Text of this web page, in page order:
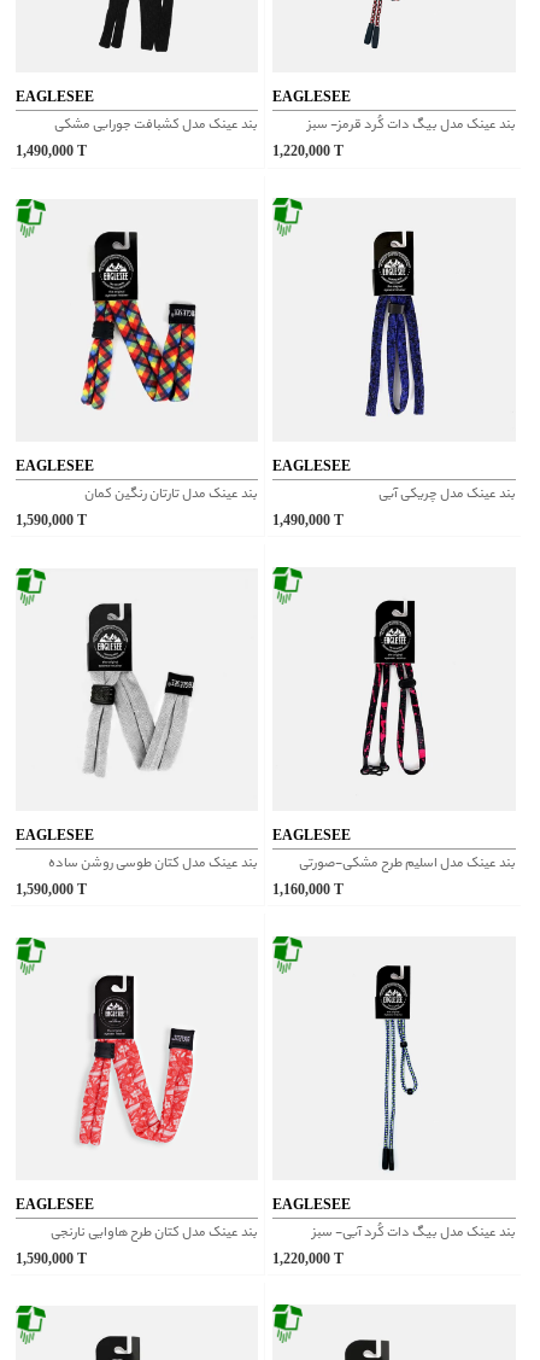
EAGLESEE
بند عینک مدل کشبافت جورابی مشکی
1,490,000
EAGLESEE
بند عینک مدل بیگ دات کُرد قرمز- سبز
1,220,000
EAGLESEE
بند عینک مدل تارتان رنگین کمان
1,590,000
EAGLESEE
بند عینک مدل چریکی آبی
1,490,000
EAGLESEE
بند عینک مدل کتان طوسی روشن ساده
1,590,000
EAGLESEE
بند عینک مدل اسلیم طرح مشکی-صورتی
1,160,000
EAGLESEE
بند عینک مدل کتان طرح هاوایی نارنجی
1,590,000
EAGLESEE
بند عینک مدل بیگ دات کُرد آبی- سبز
1,220,000